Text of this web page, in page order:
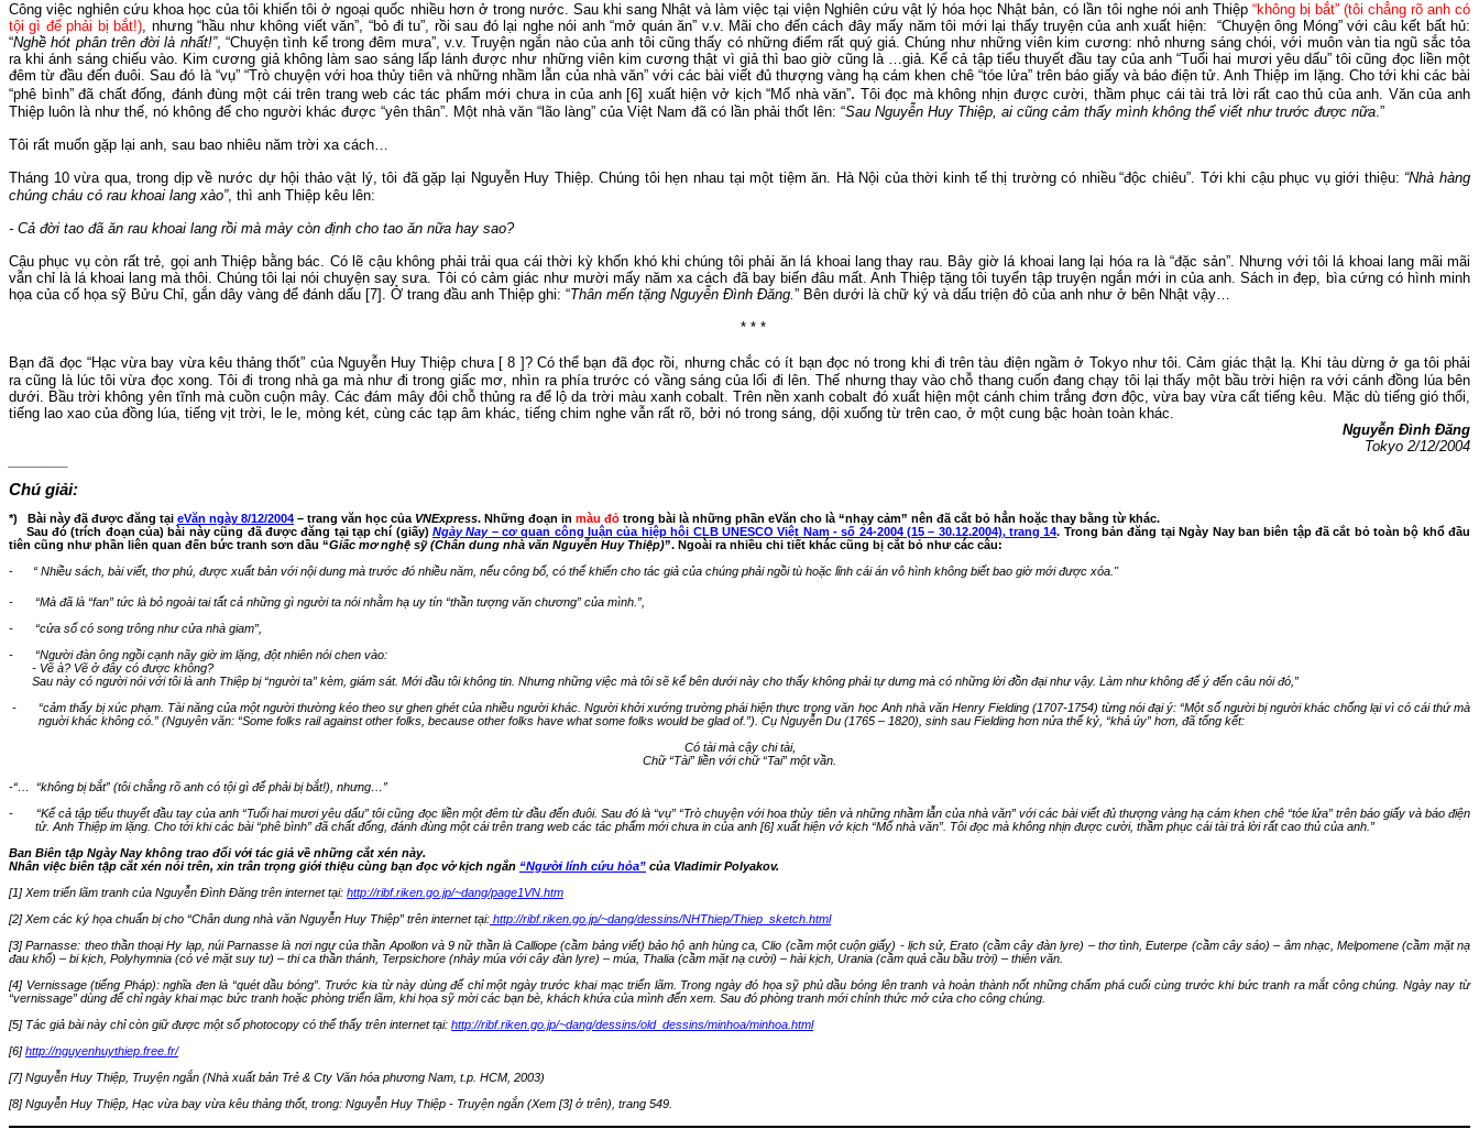
Công việc nghiên cứu khoa học của tôi khiến tôi ở ngoại quốc nhiều hơn ở trong nước. Sau khi sang Nhật và làm việc tại viện Nghiên cứu vật lý hóa học Nhật bản, có lần tôi nghe nói anh Thiệp “không bị bắt” (tôi chẳng rõ anh có
tội gì để phải bị bắt!), nhưng “hầu như không viết văn”, “bỏ đi tu”, rồi sau đó lại nghe nói anh “mở quán ăn” v.v. Mãi cho đến cách đây mấy năm tôi mới lại thấy truyện của anh xuất hiện: “Chuyện ông Móng” với câu kết bất hủ:
“Nghề hót phân trên đời là nhất!”, “Chuyện tình kể trong đêm mưa”, v.v. Truyệnngắn nào của anh tôi cũng thấy có những điểm rất quý giá. Chúng như những viên kim cương: nhỏ nhưng sáng chói, với muôn vàn tia ngũ sắc tỏa
ra khi ánh sáng chiếu vào. Kim cương giả không làm sao sáng lấp lánh được như những viên kim cương thật vì giả thì bao giờ cũng là …giả. Kể cả tập tiểu thuyết đầu taycủa anh “Tuổi hai mươi yêu dấu” tôi cũng đọc liền một
đêm từ đầu đến đuôi. Sau đó là “vụ” “Trò chuyện với hoa thủy tiên và những nhầm lẫn của nhà văn” với các bài viết đủ thượng vàng hạ cám khen chê “tóe lửa”trên báo giấy và báo điện tử.Anh Thiệp im lặng. Cho tới khi các bài
“phê bình” đã chất đống, đánh đùng một cái trên trang web các tác phẩm mới chưa in của anh [6] xuất hiện vở kịch “Mổ nhà văn”. Tôi đọc mà không nhịn được cười, thầm phục cái tài trả lời rất cao thủ của anh. Văn của anh
Thiệp luôn là như thế, nó không để cho người khác được “yên thân”. Một nhà văn “lão làng” của Việt Nam đã có lần phải thốt lên: “Sau Nguyễn Huy Thiệp, ai cũng cảm thấy mình không thể viết như trước được nữa.”
Tôi rất muốn gặp lại anh, sau bao nhiêu năm trời xa cách…
Tháng 10 vừa qua, trong dịp về nước dự hội thảo vật lý, tôi đã gặp lại Nguyễn Huy Thiệp. Chúng tôi hẹn nhau tại một tiệm ăn. Hà Nội của thời kinh tế thị trường có nhiều “độc chiêu”. Tới khi cậu phục vụ giới thiệu: “Nhà hàng
chúng cháu có rau khoai lang xào”, thì anh Thiệp kêu lên:
- Cả đời tao đã ăn rau khoai lang rồi mà mày còn định cho tao ăn nữa hay sao?
Cậu phục vụ còn rất trẻ, gọianh Thiệp bằng bác. Có lẽ cậu không phải trảiqua cái thời kỳ khốn khó khichúng tôi phải ăn lá khoai lang thay rau. Bây giờ lá khoai lang lại hóa ra là“đặc sản”. Nhưng với tôi lá khoai lang mãi mãi
vẫn chỉ là lá khoai lang mà thôi. Chúng tôi lại nói chuyện say sưa. Tôi có cảm giác như mười mấy năm xa cách đã bay biến đâu mất.Anh Thiệp tặng tôi tuyển tập truyện ngắn mới in của anh. Sách in đẹp, bìa cứng có hình minh
họa của cố họa sỹ Bửu Chỉ, gắn dây vàng để đánh dấu [7]. Ở trang đầu anh Thiệp ghi: “Thân mến tặng Nguyễn Đình Đăng.” Bên dưới là chữ ký và dấu triện đỏ của anh như ở bên Nhật vậy…
* * *
Bạn đã đọc “Hạc vừa bay vừa kêu thảng thốt” của Nguyễn Huy Thiệp chưa [ 8 ]? Có thể bạn đã đọc rồi, nhưng chắc có ít bạn đọc nó trong khi đi trên tàu điện ngầm ở Tokyonhư tôi. Cảm giác thật lạ. Khi tàu dừng ở ga tôi phải
ra cũng là lúc tôi vừa đọc xong. Tôi đi trong nhà ga mà như đi trong giấc mơ, nhìn ra phía trước có vầng sáng của lối đi lên.Thế nhưng thay vào chỗ thang cuốn đang chạy tôi lại thấy một bầu trời hiện ra với cánh đồng lúa bên
dưới. Bầu trời không yên tĩnh mà cuồn cuộn mây. Các đám mây đôi chỗ thủng ra để lộ da trời màu xanh cobalt. Trên nền xanh cobalt đó xuất hiện một cánh chim trắng đơn độc, vừa bay vừa cất tiếng kêu. Mặc dù tiếng gió thổi,
tiếng lao xao của đồng lúa, tiếng vịt trời, le le, mòng két, cùng các tạp âm khác, tiếng chim nghe vẫn rất rõ, bởi nó trong sáng, dội xuống từ trên cao, ở một cung bậc hoàn toàn khác.
Nguyễn Đình Đăng
Tokyo 2/12/2004
Chú giải:
*) Bài này đã được đăng tại eVăn ngày 8/12/2004 – trang văn học của VNExpress. Những đoạn in màu đỏ trong bài là những phần eVăn cho là “nhạy cảm” nên đã cắt bỏ hẳn hoặc thay bằng từ khác.
Sau đó (trích đoạn của) bài này cũng đã được đăng tại tạp chí (giấy) Ngày Nay– cơ quan công luận của hiệp hội CLB UNESCO Việt Nam - số 24-2004 (15 – 30.12.2004),trang 14. Trong bản đăng tại Ngày Nay ban biên tậpđã cắt bỏ toàn bộ khổ đầu
tiên cũng như phần liên quan đến bức tranh sơn dầu “Giấc mơ nghệ sỹ (Chân dung nhà văn Nguyễn Huy Thiệp)”. Ngoài ra nhiều chi tiết khác cũng bị cắt bỏ như các câu:
-
“ Nhiều sách, bài viết, thơ phú, được xuất bản với nội dung mà trước đó nhiều năm, nếu công bố, có thể khiến cho tác giả của chúng phải ngồi tù hoặc lĩnh cái án vô hình không biết bao giờ mới được xóa."
- “Mà đã là “fan” tức là bỏ ngoài tai tất cả những gì người ta nói nhằm hạ uy tín “thần tượng văn chương” của mình ”,
-
“cửa sổ có song trông như cửa nhà giam”,
-
“Người đàn ông ngồi cạnh nãy giờ im lặng, đột nhiên nói chen vào:
- Vẽ à? Vẽ ở đây có được không?
Sau này có người nói với tôi là anh Thiệp bị “người ta” kèm, giám sát.Mới đầu tôi không tin. Nhưng những việc mà tôi sẽ kể bên dưới này cho thấy không phải tự dưng mà có những lời đồn đại như vậy. Làm như không để ý đến câu nói đó, ”
-
“cảmthấy bị xúc phạm. Tài năng của một người thường kéotheo sự ghen ghét của nhiều người khác. Người khởi xướng trường phái hiện thực trong văn học Anh nhà văn Henry Fielding (1707-1754) từng nói đại ý: “Một số người bị người khác chống lại vì có cái thứ mà
nguời khác không có.” (Nguyên văn: “Some folks rail against other folks, because other folks have what some folks would be glad of.”). Cụ Nguyễn Du (1765 – 1820) sinh sau Fielding hơn nửa thế kỷ, “khả úy” hơn, đã tổng kết:
Có tài mà cậy chi tài,
Chữ “Tài” liền với chữ “Tai” một vần.
-“…
“không bị bắt” (tôi chẳng rõ anh có tội gì để phải bị bắt!), nhưng…”
-
“Kể cả tập tiểu thuyết đầu tay của anh “Tuổi hai mươi yêu dấu” tôi cũng đọc liền một đêm từ đầu đến đuôi. Sau đó là “vụ” “Trò chuyện với hoa thủy tiên và những nhầm lẫn của nhà văn” với các bài viết đủ thượng vàng hạ cám khen chê “tóe lửa”trên báo giấy và báo điện
tử. Anh Thiệp im lặng. Cho tới khi các bài “phê bình” đã chất đống, đánh đùng một cái trên trang web các tác phẩm mới chưa in của anh [6] xuất hiện vở kịch “Mổ nhà văn”. Tôi đọc mà không nhịn được cười, thầm phục cái tài trả lời rất cao thủ của anh.”
Ban Biên tập Ngày Nay không trao đổi với tác giả về những cắt xén này.
Nhân việc biên tập cắt xén nói trên, xin trân trọng giới thiệu cùng bạn đọc vở kịch ngắn “Người lính cứu hỏa” của Vladimir Polyakov.
[1] Xem triển lãm tranh của Nguyễn Đình Đăng trên internet tại: http://ribf.riken.go.jp/~dang/page1VN.htm
[2] Xem các ký họa chuẩn bị cho “Chân dung nhà văn Nguyễn Huy Thiệp” trên internet tại: http://ribf.riken.go.jp/~dang/dessins/NHThiep/Thiep_sketch.html
[3] Parnasse: theo thần thoại Hy lạp, núi Parnasse là nơi ngự của thần Apollon và 9 nữ thần là Calliope (cầm bảng viết) bảo hộ anh hùng ca, Clio (cầm một cuộn giấy) - lịch sử, Erato (cầm cây đàn lyre) – thơ tình, Euterpe (cầm cây sáo) – âm nhạc, Melpomene (cầm mặt nạ
đau khổ) – bi kịch, Polyhymnia (có vẻ mặt suy tư) – thi ca thần thánh, Terpsichore (nhảy múa với cây đàn lyre) – múa, Thalia (cầm mặt nạ cười) – hài kịch, Urania (cầm quả cầu bầu trời) – thiên văn.
[4] Vernissage (tiếng Pháp): nghĩa đen là “quét dầu bóng”. Trướckia từ này dùng để chỉ một ngày trước khai mạc triển lãm. Trong ngày đó họa sỹ phủ dầu bóng lên tranh và hoàn thành nốt những chấm phá cuối cùng trước khi bức tranh ra mắt công chúng. Ngày nay từ
“vernissage” dùng để chỉ ngày khai mạc bức tranh hoặc phòng triển lãm, khi họa sỹ mời các bạn bè, khách khứa của mình đến xem. Sau đó phòng tranh mới chính thức mở cửa cho công chúng.
[5] Tác giả bài này chỉ còn giữ được một số photocopy có thể thấy trên internet tại: http://ribf.riken.go.jp/~dang/dessins/old_dessins/minhoa/minhoa.html
[6]http://nguyenhuythiep.free.fr/
[7] Nguyễn Huy Thiệp, Truyện ngắn (Nhà xuất bản Trẻ & Cty Văn hóa phương Nam , t.p. HCM, 2003)
[8] Nguyễn Huy Thiệp, Hạc vừa bay vừa kêu thảng thốt, trong: Nguyễn Huy Thiệp - Truyện ngắn (Xem [3] ở trên), trang 549.